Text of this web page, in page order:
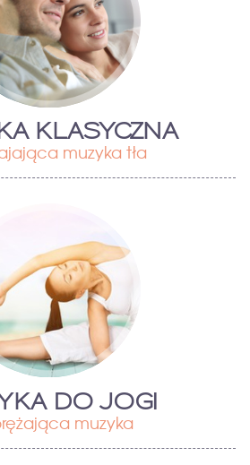
KLASYCZNA
muzyka tła
DO JOGI
muzyka